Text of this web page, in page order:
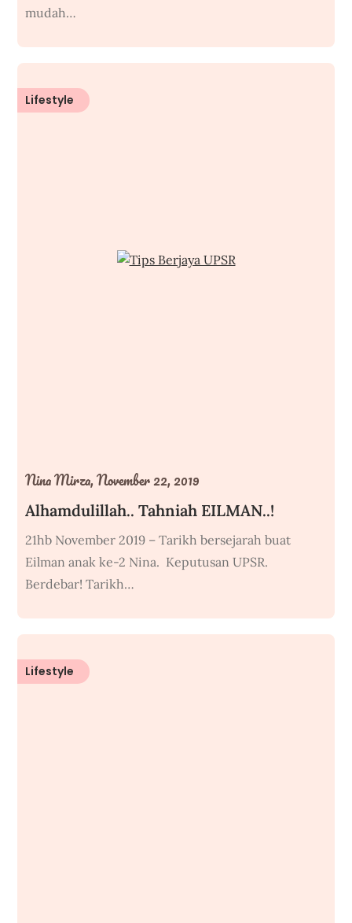
mudah…
Lifestyle
Alhamdulillah.. Tahniah EILMAN..!
Nina Mirza,November 22, 2019
21hb November 2019 – Tarikh bersejarah buat
Eilman anak ke-2 Nina. Keputusan UPSR.
Berdebar! Tarikh…
Lifestyle